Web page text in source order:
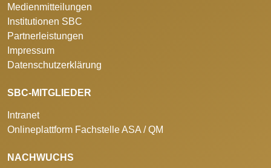
Medienmitteilungen
Institutionen SBC
Partnerleistungen
Impressum
Datenschutzerklärung
SBC-MITGLIEDER
Intranet
Onlineplattform Fachstelle ASA / QM
NACHWUCHS